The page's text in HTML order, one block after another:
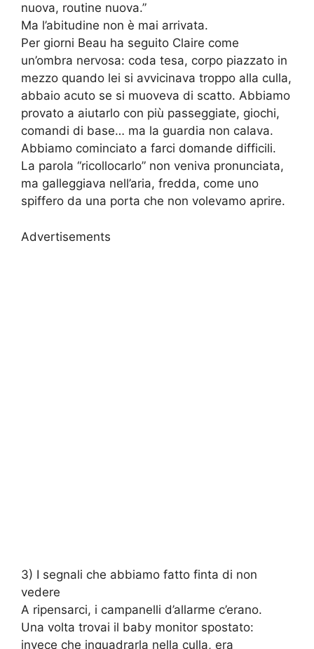
nuova, routine nuova.”
Ma l’abitudine non è mai arrivata.
Per giorni Beau ha seguito Claire come
un’ombra nervosa: coda tesa, corpo piazzato in
mezzo quando lei si avvicinava troppo alla culla,
abbaio acuto se si muoveva di scatto. Abbiamo
provato a aiutarlo con più passeggiate, giochi,
comandi di base… ma la guardia non calava.
Abbiamo cominciato a farci domande difficili.
La parola “ricollocarlo” non veniva pronunciata,
ma galleggiava nell’aria, fredda, come uno
spiffero da una porta che non volevamo aprire.
Advertisements
3) I segnali che abbiamo fatto finta di non
vedere
A ripensarci, i campanelli d’allarme c’erano.
Una volta trovai il baby monitor spostato:
invece che inquadrarla nella culla, era